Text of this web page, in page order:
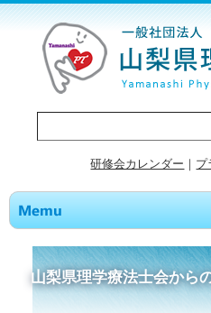
研修会カレンダー ｜ プ
山梨県理学療法士会から